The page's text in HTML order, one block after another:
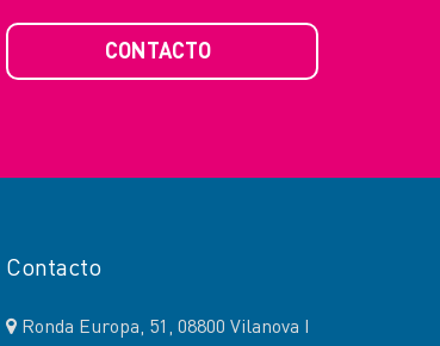
CONTACTO
Contacto
Ronda Europa, 51, 08800 Vilanova I